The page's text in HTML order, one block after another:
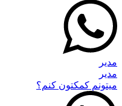
مدیر
مدیر
میتونم کمکتون کنم؟